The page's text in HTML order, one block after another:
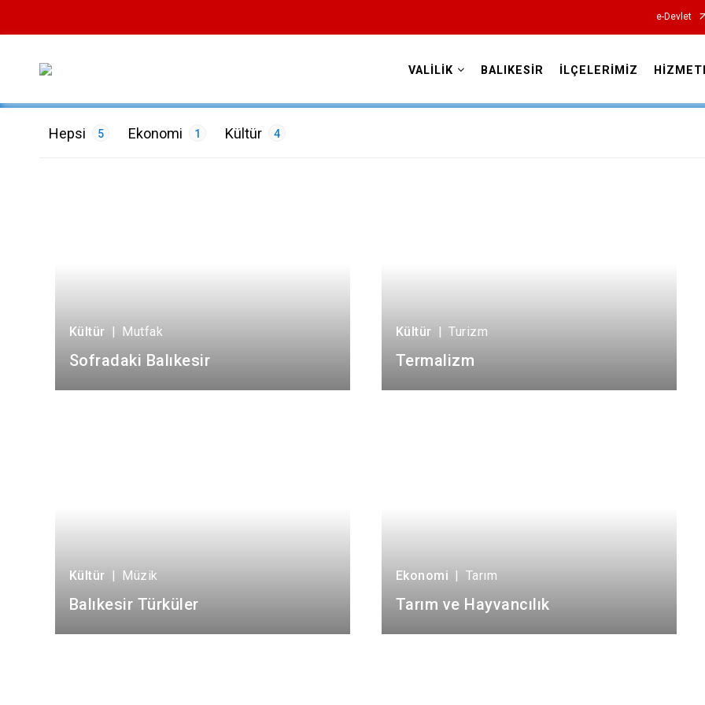
e-Devlet
VALİLİK BALIKESİR İLÇELERİMİZ
Hepsi 5 Ekonomi 1 Kültür 4
Kültür | Mutfak
Sofradaki Balıkesir
Kültür | Turizm
Termalizm
Kültür | Müzik
Balıkesir Türküler
Ekonomi | Tarım
Tarım ve Hayvancılık